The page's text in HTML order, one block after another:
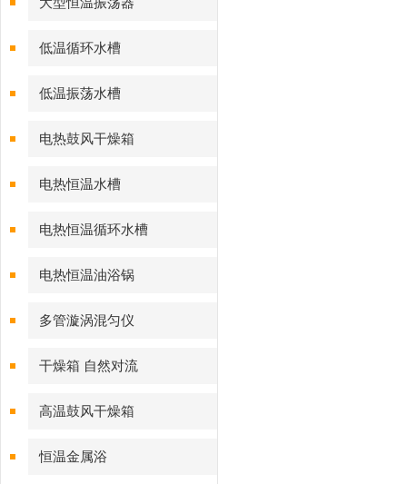
低温循环水槽
低温振荡水槽
电热鼓风干燥箱
电热恒温水槽
电热恒温循环水槽
电热恒温油浴锅
多管漩涡混匀仪
干燥箱 自然对流
高温鼓风干燥箱
恒温金属浴